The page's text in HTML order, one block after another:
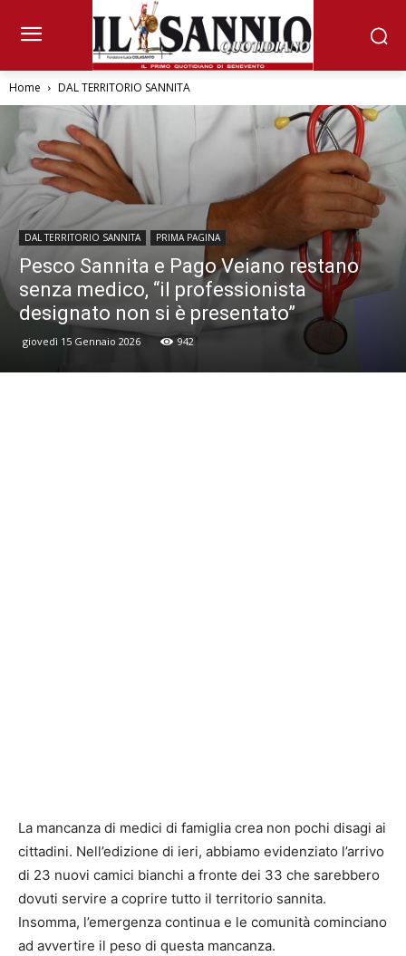
Home DAL TERRITORIO SANNITA
DAL TERRITORIO SANNITA PRIMA PAGINA
Pesco Sannita e Pago Veiano restano
senza medico, “il professionista
designato non si è presentato”
giovedì 15 Gennaio 2026 942
La mancanza di medici di famiglia crea non pochi disagi ai
cittadini. Nell’edizione di ieri, abbiamo evidenziato l’arrivo
di 23 nuovi camici bianchi a fronte dei 33 che sarebbero
dovuti servire a coprire tutto il territorio sannita.
Insomma, l’emergenza continua e le comunità cominciano
ad avvertire il peso di questa mancanza.